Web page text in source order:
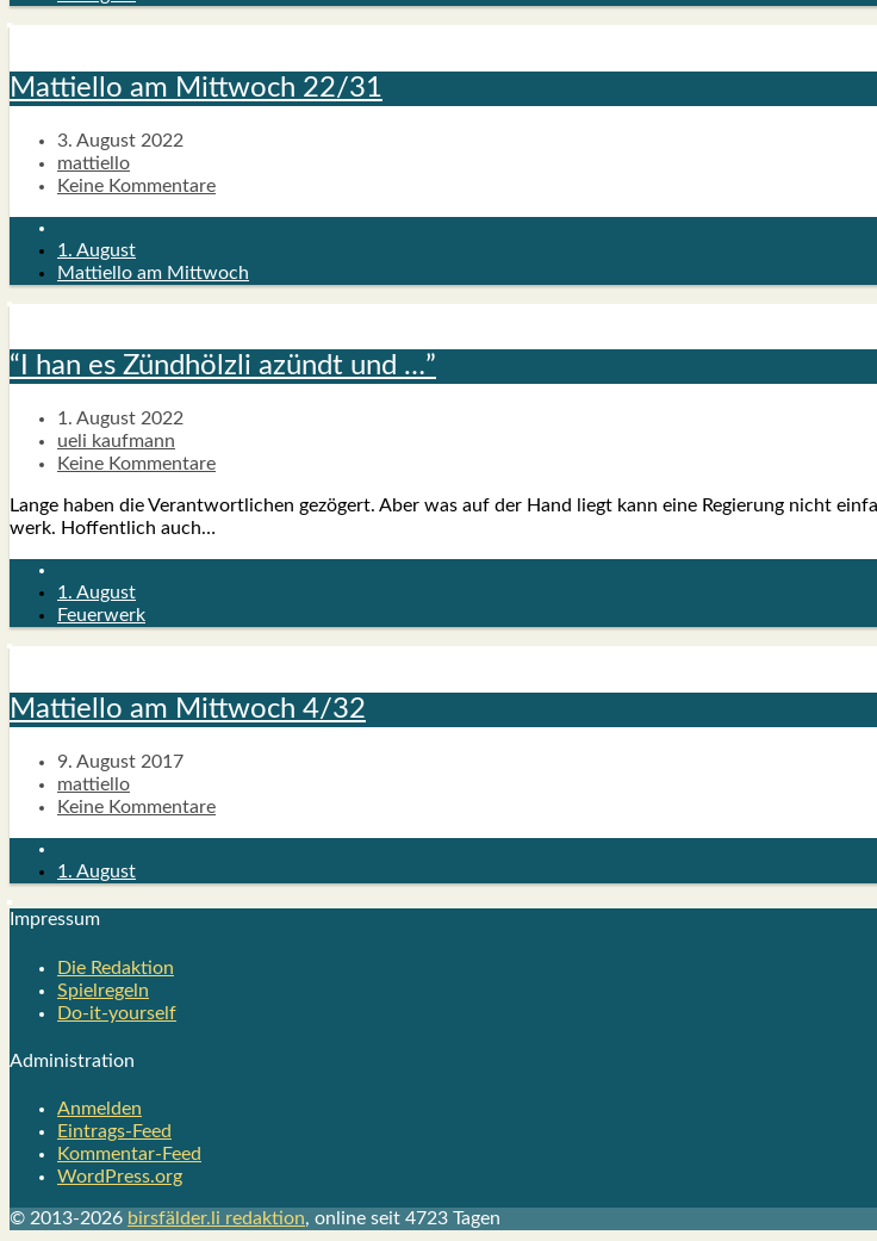
Mat­ti­el­lo am Mitt­woch 22/31
3. August 2022
mattiello
Keine Kommentare
1. August
Mattiello am Mittwoch
“I han es Zünd­hölz­li azündt und …”
1. August 2022
ueli kaufmann
Keine Kommentare
Lan­ge haben die Ver­ant­wort­li­chen gezö­gert. Aber was auf der Hand liegt kann eine Regie­rung nicht
werk. Hof­fent­lich auch…
1. August
Feuerwerk
Mat­ti­el­lo am Mitt­woch 4/32
9. August 2017
mattiello
Keine Kommentare
1. August
Impres­sum
Die Redak­ti­on
Spiel­re­geln
Do-it-your­s­elf
Admi­nis­tra­ti­on
Anmelden
Eintrags-Feed
Kommentar-Feed
WordPress.org
© 2013-2026 birsfälder.li redaktion, online seit 4723 Tagen